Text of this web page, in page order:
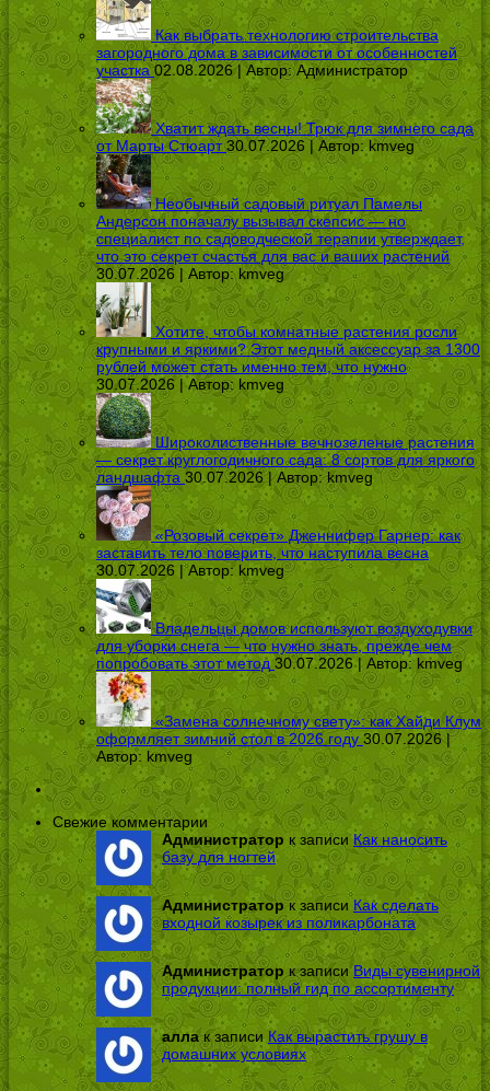
Как выбрать технологию строительства
загородного дома в зависимости от особенностей
участка 02.08.2026 | Автор:Администратор
Хватит ждать весны! Трюк для зимнего сада
от Марты Стюарт 30.07.2026 | Автор:kmveg
Необычный садовый ритуал Памелы
Андерсон поначалу вызывал скепсис — но
специалист по садоводческой терапии утверждает,
что это секрет счастья для вас и ваших растений
30.07.2026 | Автор:kmveg
Хотите, чтобы комнатные растения росли
крупными и яркими? Этот медный аксессуар за 1300
рублей может стать именно тем, что нужно
30.07.2026 | Автор: kmveg
Широколиственные вечнозеленые растения
— секрет круглогодичного сада: 8 сортов для яркого
ландшафта 30.07.2026 | Автор:kmveg
«Розовый секрет» Дженнифер Гарнер: как
заставить тело поверить, что наступила весна
30.07.2026 | Автор: kmveg
Владельцы домов используют воздуходувки
для уборки снега — что нужно знать, прежде чем
попробовать этот метод 30.07.2026 | Автор:kmveg
«Замена солнечному свету»: как Хайди Клум
оформляет зимний стол в 2026 году 30.07.2026 |
Автор: kmveg
Свежие комментарии
Администратор к записи Как наносить
базу для ногтей
Администраторк записи Как сделать
входной козырек из поликарбоната
Администратор к записиВиды сувенирной
продукции: полный гид по ассортименту
аллак записи Как вырастить грушу в
домашних условиях